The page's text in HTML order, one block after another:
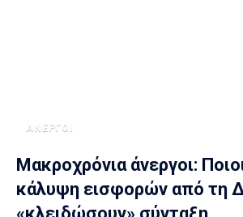
ΑΝΕΡΓΟΙ
Μακροχρόνια άνεργοι:
κάλυψη εισφορών από τη